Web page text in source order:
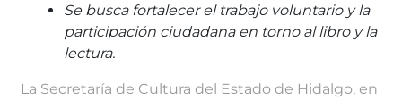
Se busca fortalecer el trabajo voluntario y la
participación ciudadana en torno al libro y la
lectura.
La Secretaría de Cultura del Estado de Hidalgo, en